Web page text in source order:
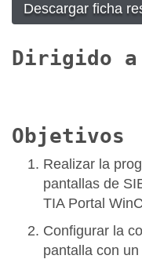
Descargar ficha
Dirigido a
Objetivos
Realizar la
pantallas de
TIA Portal
Configurar la
pantalla con